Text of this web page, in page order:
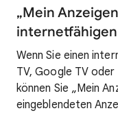
„Mein
Wenn Sie einen
TV, Google TV
können Sie „Mein
eingeblendeten